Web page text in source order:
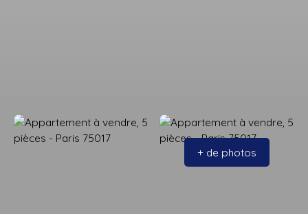
+ de photos